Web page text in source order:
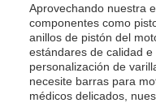
Aprovechando nuestra
componentes como
anillos de pistón del
estándares de calidad
personalización de
necesite barras para
médicos delicados,